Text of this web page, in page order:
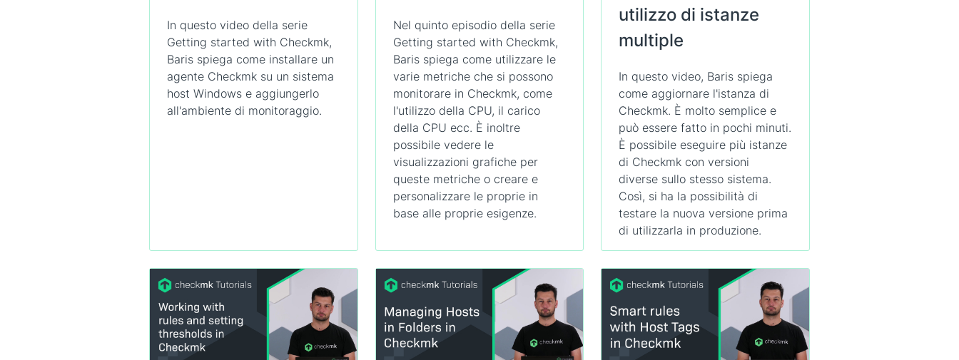
In questo video della serie
Getting started with Checkmk,
Baris spiega come installare un
agente Checkmk su un sistema
host Windows e aggiungerlo
all'ambiente di monitoraggio.
Nel quinto episodio della serie
Getting started with Checkmk,
Baris spiega come utilizzare le
varie metriche che si possono
monitorare in Checkmk, come
l'utilizzo della CPU, il carico
della CPU ecc. È inoltre
possibile vedere le
visualizzazioni grafiche per
queste metriche o creare e
personalizzare le proprie in
base alle proprie esigenze.
utilizzo di istanze
multiple
In questo video, Baris spiega
come aggiornare l'istanza di
Checkmk. È molto semplice e
può essere fatto in pochi minuti.
È possibile eseguire più istanze
di Checkmk con versioni
diverse sullo stesso sistema.
Così, si ha la possibilità di
testare la nuova versione prima
di utilizzarla in produzione.